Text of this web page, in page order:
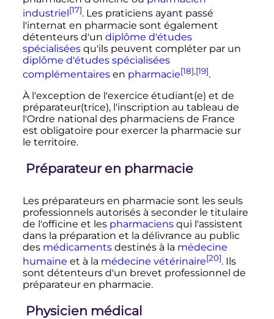
industriel [17]. Les praticiens ayant passé
l'internat en pharmacie sont également
détenteurs d'un diplôme d'études
spécialiséesqu'ils peuvent compléter par un
diplôme d'études spécialisées
complémentairesen pharmacie[18],[19].
À l'exception de l'exercice étudiant(e) et de
préparateur(trice), l'inscription au tableau de
l'Ordre national des pharmaciens de France
est obligatoire pour exercer la pharmacie sur
le territoire.
Préparateur en pharmacie
Les préparateurs en pharmacie sont les seuls
professionnels autorisés à seconder le titulaire
de l'officine et les pharmaciensqui l'assistent
dans la préparation et la délivrance au public
des médicamentsdestinés à la médecine
humaine et à la médecine vétérinaire[20]. Ils
sont détenteurs d'un brevet professionnel de
préparateur en pharmacie.
Physicien médical